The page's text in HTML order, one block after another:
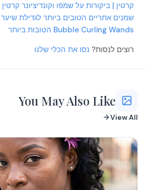
קרטין | ביקורות על שמפו וקונדיציונר
שמנים אתריים הטובים ביותר לגדילת שיער
Bubble Curling Wands הטובות ביותר
רוצים לנסות? נסו את הכלי שלנו
You May Also Like
View All